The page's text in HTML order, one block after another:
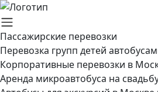
Пассажирские перевозки
Перевозка групп детей
Корпоративные перевозки в
Аренда микроавтобуса на